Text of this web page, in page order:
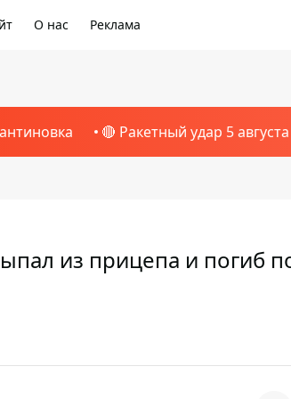
О нас Реклама
🔴 Ракетный удар 5 августа
из прицепа и погиб